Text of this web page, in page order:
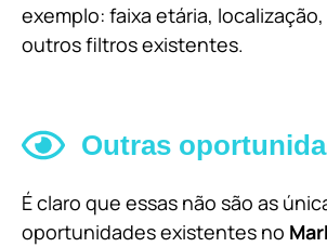
exemplo: faixa etária,
outros filtros existentes.
Outras
É claro que essas não são as
oportunidades existentes no